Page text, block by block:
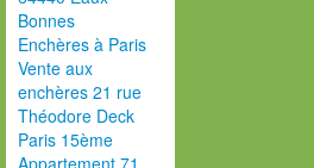
Bonnes
Enchères à Paris
Vente aux
enchères 21 rue
Théodore Deck
Paris 15ème
Appartement 71